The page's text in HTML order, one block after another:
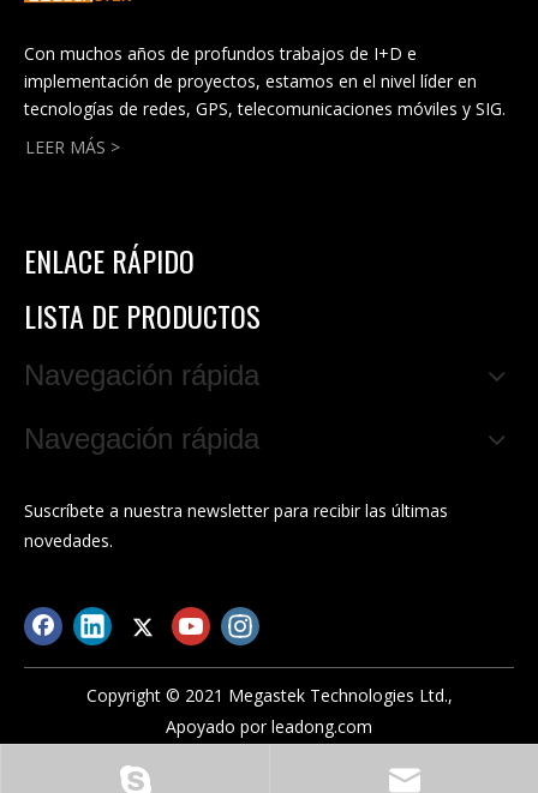
Con muchos años de profundos trabajos de I+D e
implementación de proyectos, estamos en el nivel líder en
tecnologías de redes, GPS, telecomunicaciones móviles y SIG.
LEER MÁS >
ENLACE RÁPIDO
LISTA DE PRODUCTOS
Navegación rápida
Navegación rápida
Suscríbete a nuestra newsletter para recibir las últimas
novedades.
Copyright © 2021 Megastek Technologies Ltd.,
Apoyado porleadong.com